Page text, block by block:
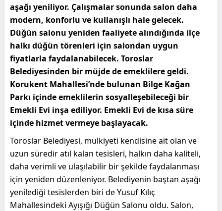
aşağı yeniliyor. Çalışmalar sonunda salon daha
modern, konforlu ve kullanışlı hale gelecek.
Düğün salonu yeniden faaliyete alındığında ilçe
halkı düğün törenleri için salondan uygun
fiyatlarla faydalanabilecek. Toroslar
Belediyesinden bir müjde de emeklilere geldi.
Korukent Mahallesi’nde bulunan Bilge Kağan
Parkı içinde emeklilerin sosyalleşebileceği bir
Emekli Evi inşa ediliyor. Emekli Evi de kısa süre
içinde hizmet vermeye başlayacak.
Toroslar Belediyesi, mülkiyeti kendisine ait olan ve
uzun süredir atıl kalan tesisleri, halkın daha kaliteli,
daha verimli ve ulaşılabilir bir şekilde faydalanması
için yeniden düzenleniyor. Belediyenin baştan aşağı
yenilediği tesislerden biri de Yusuf Kılıç
Mahallesindeki Ayışığı Düğün Salonu oldu. Salon,